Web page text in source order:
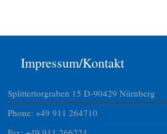
Impressum/Kontakt
Splittertorgraben 15 D-90429 Nürnberg
Phone: +49 911 264710